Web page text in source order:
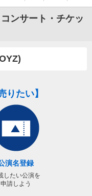
ンサート・チケッ
りたい】
演名登録
したい公演を
申請しよう